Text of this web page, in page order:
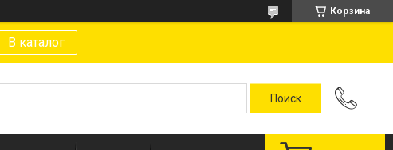
Корзина
В каталог